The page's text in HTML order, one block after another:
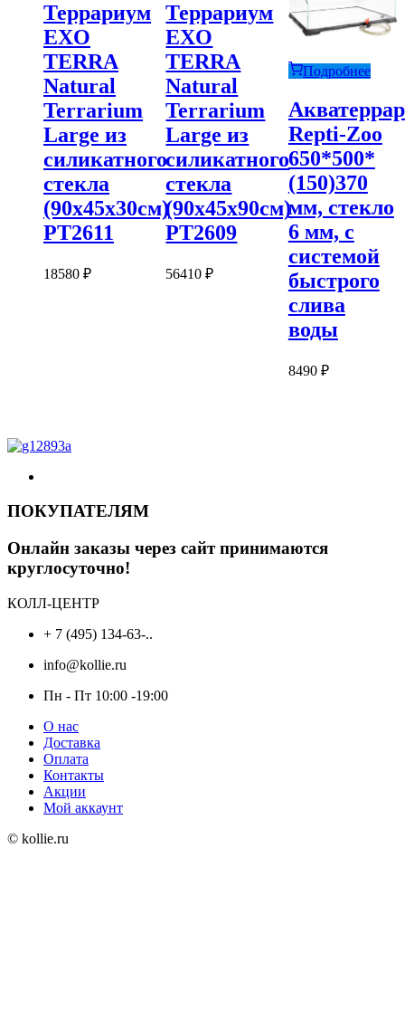
Террариум
EXO
TERRA
Natural
Terrarium
Large из
силикатного
стекла
(90х45х30см)
PT2611
18580 ₽
Террариум
EXO
TERRA
Natural
Terrarium
Large из
силикатного
стекла
(90х45х90см)
PT2609
56410₽
Подробнее
Repti-Zoo
650*500*
(150)370
мм, стекло
6 мм, с
системой
быстрого
слива
воды
8490 ₽
ПОКУПАТЕЛЯМ
Онлайн заказы через сайт принимаются
круглосуточно!
КОЛЛ-ЦЕНТР
+ 7 (495) 134-63-..
info@kollie.ru
Пн - Пт 10:00 -19:00
О нас
Доставка
Оплата
Контакты
Акции
Мой аккаунт
© kollie.ru